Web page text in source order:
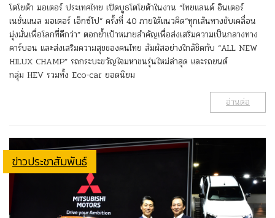
โตโยต้า มอเตอร์ ประเทศไทย เปิดบูธโตโยต้าในงาน “ไทยแลนด์ อินเตอร์
เนชั่นแนล มอเตอร์ เอ็กซ์โป” ครั้งที่ 40 ภายใต้แนวคิด“ทุกเส้นทางขับเคลื่อน
มุ่งมั่นเพื่อโลกที่ดีกว่า” ตอกย้ำเป้าหมายสำคัญเพื่อส่งเสริมความเป็นกลางทาง
คาร์บอน และส่งเสริมความสุขของคนไทย สัมผัสอย่างใกล้ชิดกับ “ALL NEW
HILUX CHAMP” รถกระบะขวัญใจมหาชนรุ่นใหม่ล่าสุด และรถยนต์
กลุ่ม HEV รวมทั้ง Eco-car ยอดนิยม
อ่านต่อ
ข่าวประชาสัมพันธ์